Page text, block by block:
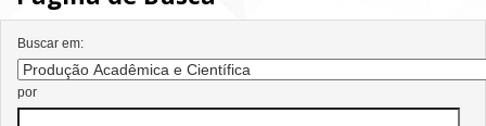
Buscar em:
por